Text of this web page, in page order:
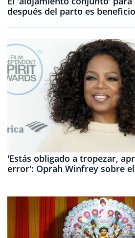
después del parto es
'Estás obligado a tropezar,
error': Oprah Winfrey sobre